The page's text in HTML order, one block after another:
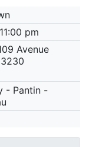
pm
Avenue
- Pantin -